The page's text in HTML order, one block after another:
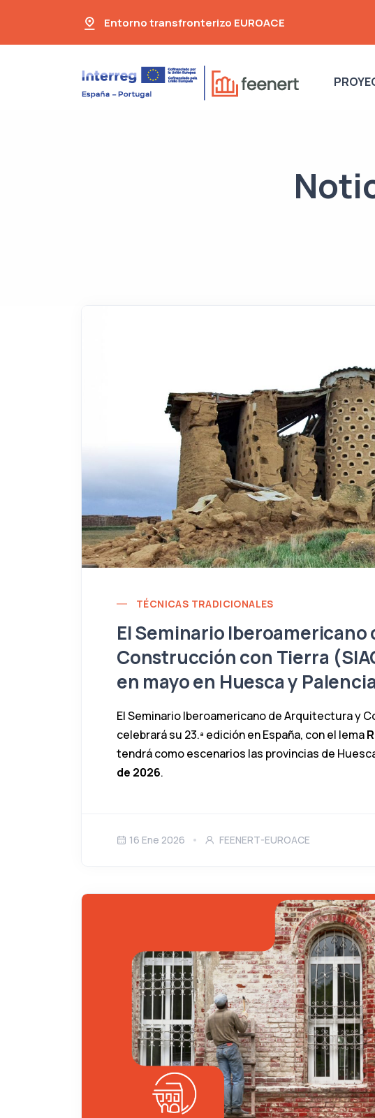
Entorno transfronterizo EUROACE
TÉCNICAS TRADICIONALES
El Seminario
Construcción con Tierra
en mayo en Huesca y Palencia
El Seminario Iberoamericano de Arquitectura y
celebrará su 23.ª edición en España, con el lema
tendrá como escenarios las provincias de
de 2026.
16 Ene 2026 FEENERT-EUROACE